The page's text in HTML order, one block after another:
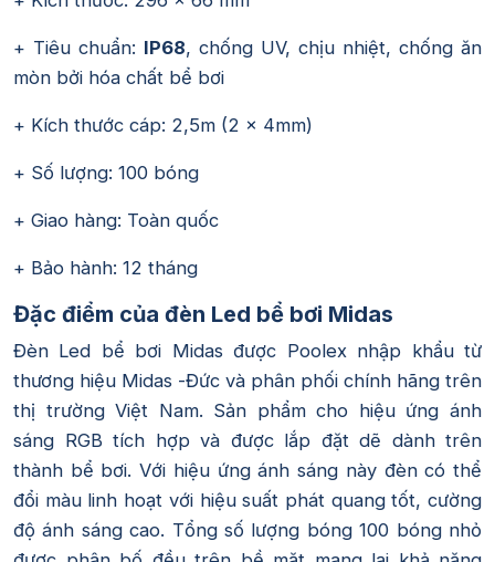
+ Tiêu chuẩn: IP68, chống UV, chịu nhiệt, chống ăn
mòn bởi hóa chất bể bơi
+ Kích thước cáp: 2,5m (2 x 4mm)
+ Số lượng: 100 bóng
+ Giao hàng: Toàn quốc
+ Bảo hành: 12 tháng
Đặc điểm của đèn Led bể bơi Midas
Đèn Led bể bơi Midas được Poolex nhập khẩu từ
thương hiệu Midas -Đức và phân phối chính hãng trên
thị trường Việt Nam. Sản phẩm cho hiệu ứng ánh
sáng RGB tích hợp và được lắp đặt dẽ dành trên
thành bể bơi. Với hiệu ứng ánh sáng này đèn có thể
đổi màu linh hoạt với hiệu suất phát quang tốt, cường
độ ánh sáng cao. Tổng số lượng bóng 100 bóng nhỏ